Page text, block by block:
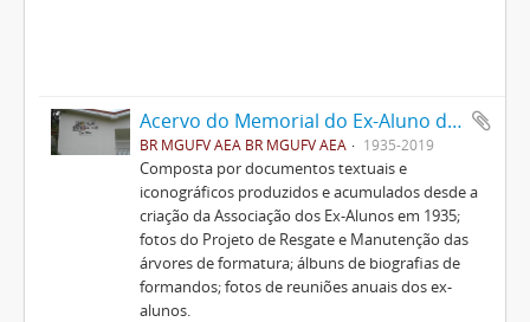
Acervo do Memorial do Ex-Aluno da UFV
BR MGUFV AEA BR MGUFV AEA 1935-2019
Composta por documentos textuais e
iconográficos produzidos e acumulados desde a
criação da Associação dos Ex-Alunos em 1935;
fotos do Projeto de Resgate e Manutenção das
árvores de formatura; álbuns de biografias de
formandos; fotos de reuniões anuais dos ex-
alunos.